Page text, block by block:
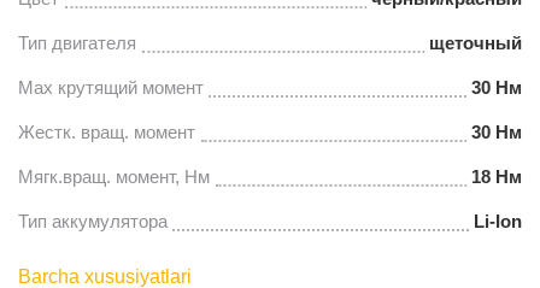
Тип двигателя щеточный
Max крутящий момент 30 Нм
Жестк. вращ. момент 30 Нм
Мягк.вращ. момент, Нм 18 Нм
Тип аккумулятора Li-Ion
Barcha xususiyatlari